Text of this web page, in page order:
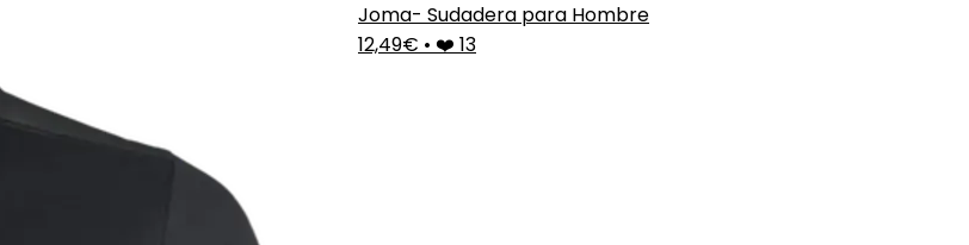
Joma- Sudadera para Hombre
12,49€ • ❤️ 13